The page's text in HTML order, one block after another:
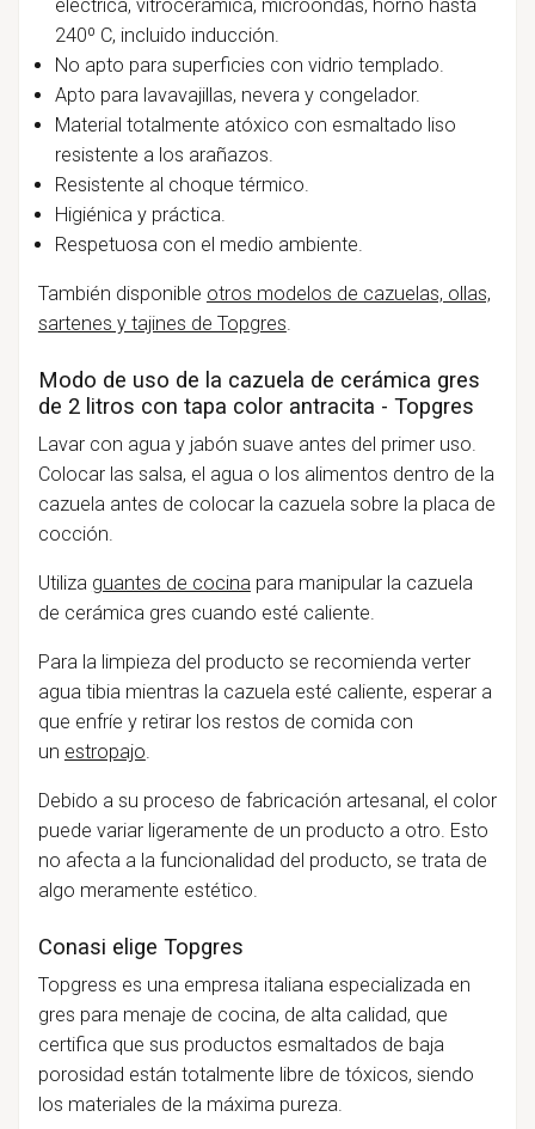
eléctrica, vitrocerámica, microondas, horno hasta
240º C, incluido inducción.
No apto para superficies con vidrio templado.
Apto para lavavajillas, nevera y congelador.
Material totalmente atóxico con esmaltado liso
resistente a los arañazos.
Resistente al choque térmico.
Higiénica y práctica.
Respetuosa con el medio ambiente.
También disponible otros modelos de cazuelas, ollas,
sartenes y tajines de Topgres.
Modo de uso de la cazuela de cerámica gres
de 2 litros con tapa color antracita - Topgres
Lavar con agua y jabón suave antes del primer uso.
Colocar las salsa, el agua o los alimentos dentro de la
cazuela antes de colocar la cazuela sobre la placa de
cocción.
Utiliza guantes de cocinapara manipular la cazuela
de cerámica gres cuando esté caliente.
Para la limpieza del producto se recomienda verter
agua tibia mientras la cazuela esté caliente, esperar a
que enfríe y retirar los restos de comida con
un estropajo.
Debido a su proceso de fabricación artesanal, el color
puede variar ligeramente de un producto a otro. Esto
no afecta a la funcionalidad del producto, se trata de
algo meramente estético.
Conasi elige Topgres
Topgress es una empresa italiana especializada en
gres para menaje de cocina, de alta calidad, que
certifica que sus productos esmaltados de baja
porosidad están totalmente libre de tóxicos, siendo
los materiales de la máxima pureza.